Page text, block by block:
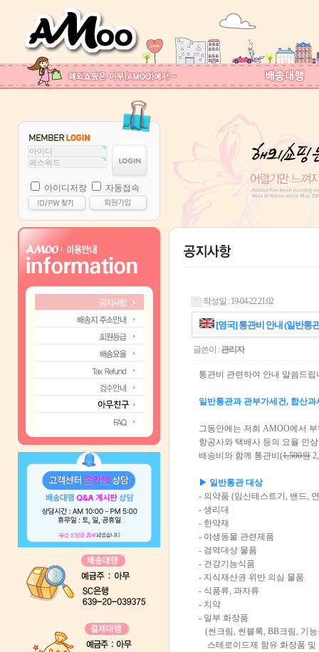
아이디저장 자동접속
작성일 : 19-04-22 21:02
[영국] 통관비 안내 (일반통
글쓴이 : 관리자
통관비 관련하여 안내 말씀드립
일반통관과 관부가세건, 합산과
그동안에는 저희 AMOO에서
항공사와 택배사 등의 요율 인
배송비와 함께 통관비(1,500원
▶ 일반통관 대상
- 의약품 (임신테스트기, 밴드,
- 생리대
- 한약재
- 야생동물 관련
- 검역대상
- 건강기능식품
- 지식재산권 위반 의
- 식품류, 과자류
- 치약
- 일부 화장품
(썬크림, 썬블록, BB크림, 기
스테로이드제 함유 화장품